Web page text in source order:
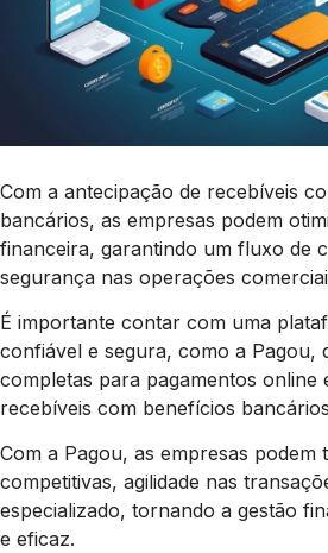
Com a antecipação de recebíveis
bancários, as empresas podem
financeira, garantindo um fluxo de
segurança nas operações
É importante contar com uma
confiável e segura, como a Pagou,
completas para pagamentos online
recebíveis com benefícios
Com a Pagou, as empresas podem
competitivas, agilidade nas
especializado, tornando a gestão
e eficaz.